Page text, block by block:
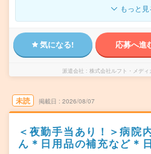
もっと見
気になる! 応募へ進
派遣会社 株式会社ルフト・メデ
未読 掲載日 2026/08/07
＜夜勤手当あり！＞病院
ん＊日用品の補充など＊